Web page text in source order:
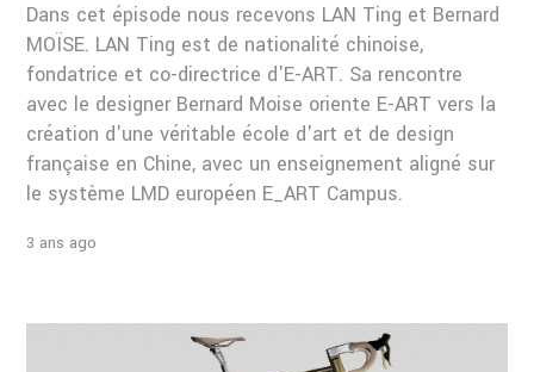
Dans cet épisode nous recevons LAN Ting et Bernard
MOÏSE. LAN Ting est de nationalité chinoise,
fondatrice et co-directrice d'E-ART. Sa rencontre
avec le designer Bernard Moise oriente E-ART vers la
création d'une véritable école d'art et de design
française en Chine, avec un enseignement aligné sur
le système LMD européen E_ART Campus.
3 ans ago